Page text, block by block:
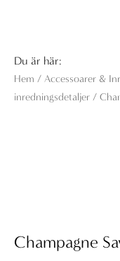
Du är här:
Hem / Accessoarer &
inredningsdetaljer /
Champagne